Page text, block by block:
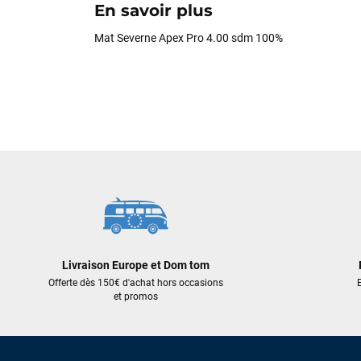
En savoir plus
Mat Severne Apex Pro 4.00 sdm 100%
Livraison Europe et Dom tom
Offerte dès 150€ d'achat hors occasions
et promos